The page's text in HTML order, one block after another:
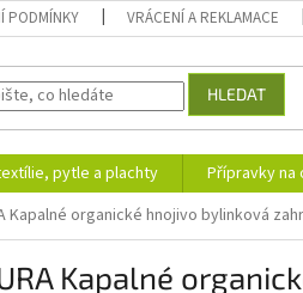
PODMÍNKY VRÁCENÍ A REKLAMACE
HLEDAT
pytle a plachty Přípravky na
Kapalné organické hnojivo bylinková
Kapalné